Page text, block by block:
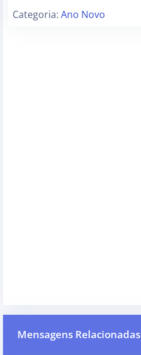
Categoria: Ano Novo
Mensagens Relacionadas